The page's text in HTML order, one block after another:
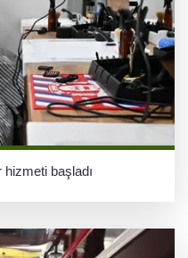
başladı